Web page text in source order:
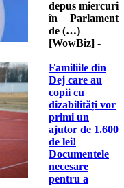
depus miercuri
în Parlament
de (…)
[WowBiz] -
Familiile din
Dej care au
copii cu
dizabilități vor
primi un
ajutor de 1.600
de lei!
Documentele
necesare
pentru a